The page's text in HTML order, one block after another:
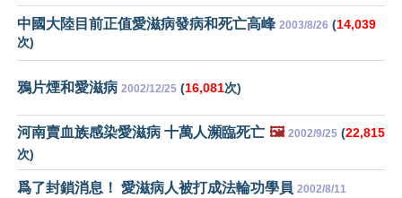
中國大陸目前正值愛滋病發病和死亡高峰 2003/8/26 (14,039
次)
鴉片煙和愛滋病 2002/12/25 (16,081次)
河南賣血族感染愛滋病 十萬人瀕臨死亡 🖼️ 2002/9/25 (22,815
次)
爲了封鎖消息！ 愛滋病人被打成法輪功學員 2002/8/11